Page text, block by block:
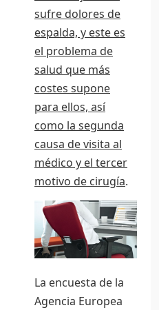
sufre dolores de
espalda, y este es
el problema de
salud que más
costes supone
para ellos, así
como la segunda
causa de visita al
médico y el tercer
motivo de cirugía.
La encuesta de la
Agencia Europea